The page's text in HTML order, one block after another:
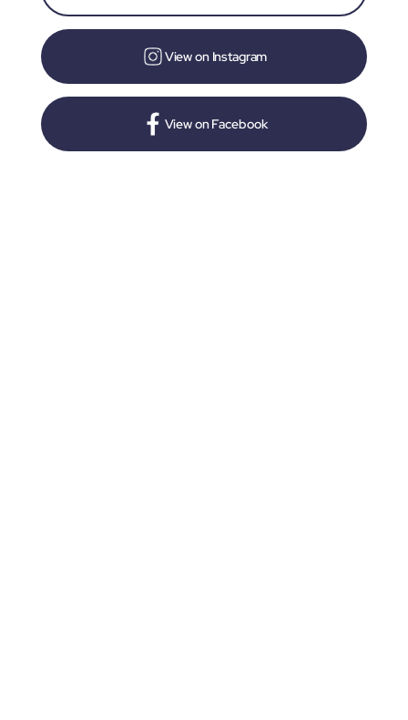
View on Instagram
View on Facebook